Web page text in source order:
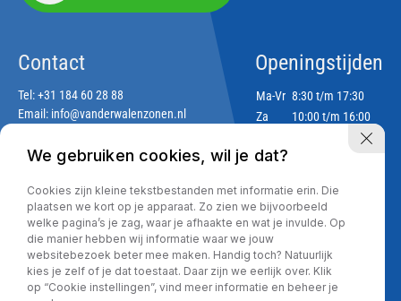
Contact
Tel:+31 184 60 28 88
Email: info@vanderwalenzonen.nl
Adres
Lekdijk 188
2967 GJ Langerak
Openingstijden
Ma-Vr 8:30 t/m 17:30
Za
10:00 t/m 16:00
Privacy policy
We gebruiken cookies, wil je dat?
Cookies zijn kleine tekstbestanden met informatie erin. Die
plaatsen we kort op je apparaat. Zo zien we bijvoorbeeld
welke pagina’s je zag, waar je afhaakte en wat je invulde. Op
die manier hebben wij informatie waar we jouw
websitebezoek beter mee maken. Handig toch? Natuurlijk
kies je zelf of je dat toestaat. Daar zijn we eerlijk over. Klik
op “Cookie instellingen”, vind meer informatie en beheer je